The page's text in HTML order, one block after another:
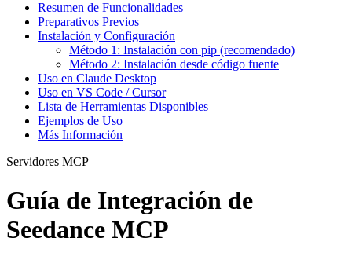
Resumen de Funcionalidades
Preparativos Previos
Instalación y Configuración
Método 1: Instalación con pip (recomendado)
Método 2: Instalación desde código fuente
Uso en Claude Desktop
Uso en VS Code / Cursor
Lista de Herramientas Disponibles
Ejemplos de Uso
Más Información
Servidores MCP
Guía de Integración de
Seedance MCP